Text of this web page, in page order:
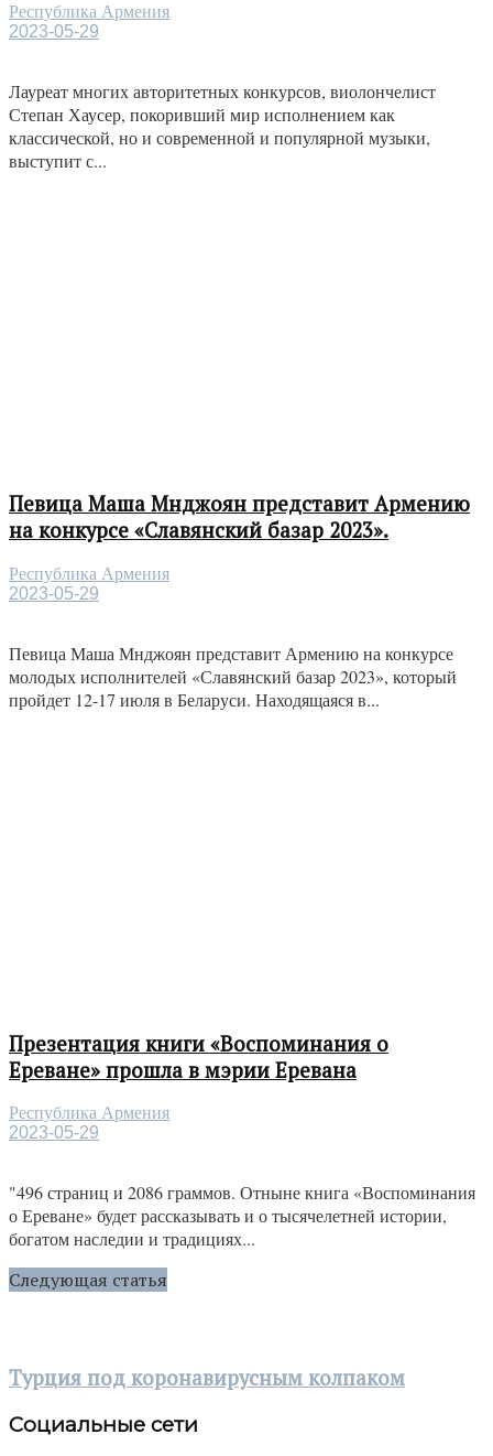
Республика Армения
2023-05-29
Лауреат многих авторитетных конкурсов, виолончелист
Степан Хаусер, покоривший мир исполнением как
классической, но и современной и популярной музыки,
выступит с...
Певица Маша Мнджоян представит Армению
на конкурсе «Славянский базар 2023».
Республика Армения
2023-05-29
Певица Маша Мнджоян представит Армению на конкурсе
молодых исполнителей «Славянский базар 2023», который
пройдет 12-17 июля в Беларуси. Находящаяся в...
Презентация книги «Воспоминания о
Ереване» прошла в мэрии Еревана
Республика Армения
2023-05-29
"496 страниц и 2086 граммов. Отныне книга «Воспоминания
о Ереване» будет рассказывать и о тысячелетней истории,
богатом наследии и традициях...
Следующая статья
Турция под коронавирусным колпаком
Социальные сети